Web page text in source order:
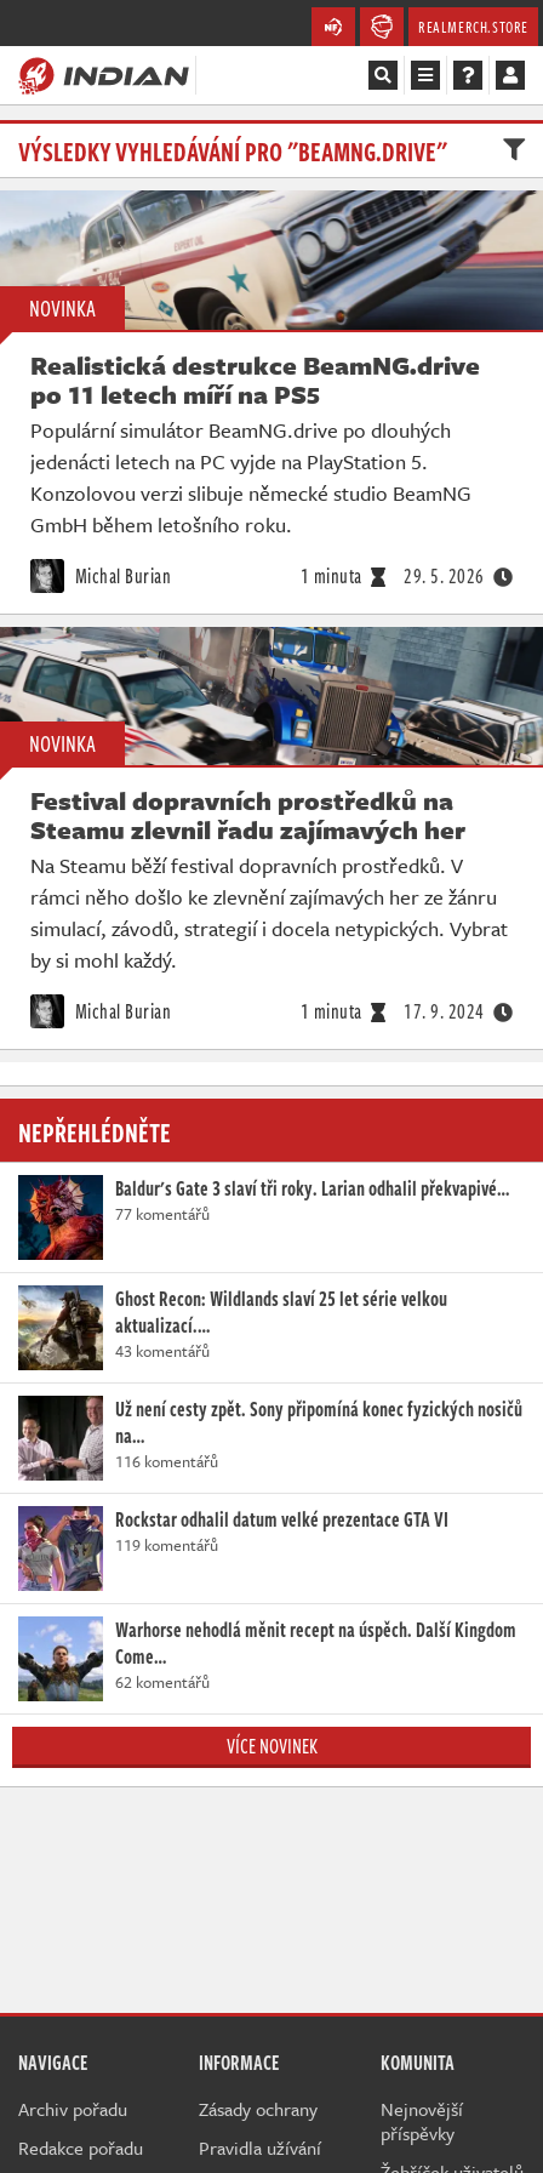
REALMERCH.STORE
Magazín
Videa
Soutěže
Databáze
Komunita
Redakce
Živě
VÝSLEDKY VYHLEDÁVÁNÍ PRO "BEAMNG.DRIVE"
NOVINKA
Realistická destrukce BeamNG.drive
po 11 letech míří na PS5
Populární simulátor BeamNG.drive po dlouhých
jedenácti letech na PC vyjde na PlayStation 5.
Konzolovou verzi slibuje německé studio BeamNG
GmbH během letošního roku.
Michal Burian 1 minuta 29. 5. 2026
NOVINKA
Festival dopravních prostředků na
Steamu zlevnil řadu zajímavých her
Na Steamu běží festival dopravních prostředků. V
rámci něho došlo ke zlevnění zajímavých her ze žánru
simulací, závodů, strategií i docela netypických. Vybrat
by si mohl každý.
Michal Burian 1 minuta 17. 9. 2024
NEPŘEHLÉDNĚTE
Baldur's Gate 3 slaví tři roky. Larian odhalil překvapivé…
77 komentářů
Ghost Recon: Wildlands slaví 25 let série velkou
aktualizací.…
43 komentářů
Už není cesty zpět. Sony připomíná konec fyzických nosičů
na…
116 komentářů
Rockstar odhalil datum velké prezentace GTA VI
119 komentářů
Warhorse nehodlá měnit recept na úspěch. Další Kingdom
Come…
62 komentářů
VÍCE NOVINEK
NAVIGACE
Archiv pořadu
Redakce pořadu
INFORMACE
Zásady ochrany
Pravidla užívání
KOMUNITA
Nejnovější
příspěvky